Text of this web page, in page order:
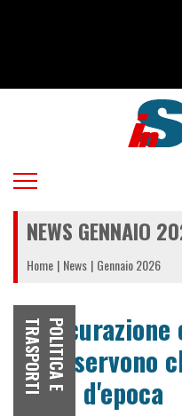
NEWS GENNAIO
Home News Gennaio 2026
P
O
L
I
T
I
C
A
E
T
R
A
S
P
O
R
T
I
box: servono
moto d'epoca